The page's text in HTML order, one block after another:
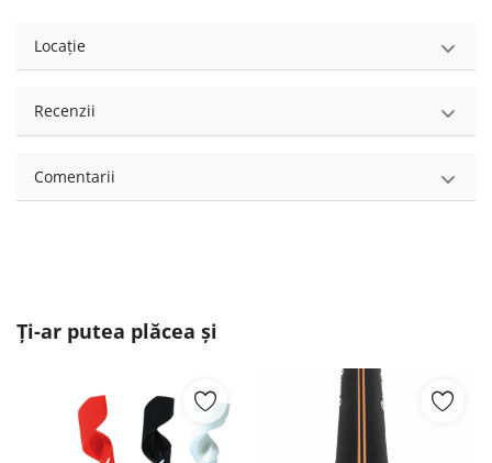
Locație
Recenzii
Comentarii
Ți-ar putea plăcea și